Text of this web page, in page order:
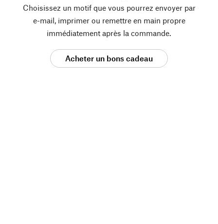
Choisissez un motif que vous pourrez envoyer par
e-mail, imprimer ou remettre en main propre
immédiatement après la commande.
Acheter un bons cadeau